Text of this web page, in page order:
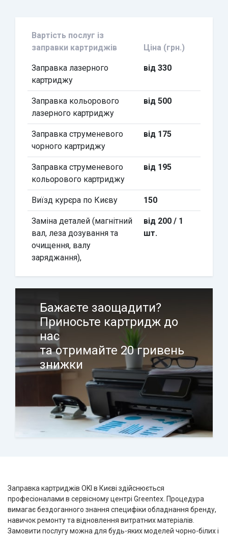
Вартість послуг із
заправки картриджів
Ціна (грн.)
Заправка лазерного
картриджу
від 330
Заправка кольорового
лазерного картриджу
від 500
Заправка струменевого
чорного картриджу
від 175
Заправка струменевого
кольорового картриджу
від 195
Виїзд курєра по Києву 150
Заміна деталей (магнітний
вал, леза дозування та
очищення, валу
заряджання),
від 200 / 1
шт.
Бажаєте заощадити?
Приносьте картридж до
нас
та отримайте 20 гривень
знижки
Заправка картриджів OKI в Києві здійснюється
професіоналами в сервісному центрі Greentex . Процедура
вимагає бездоганного знання специфіки обладнання бренду,
навичок ремонту та відновлення витратних матеріалів.
Замовити послугу можна для будь-яких моделей чорно-білих і